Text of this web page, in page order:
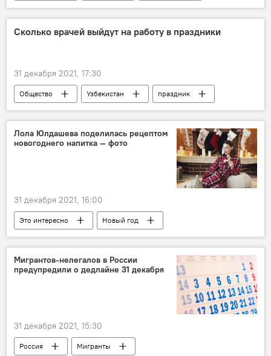
карта
Сколько врачей выйдут на работу в праздники
31 декабря 2021, 17:30
Общество Узбекистан
праздник
врачи
Лола Юлдашева поделилась рецептом
новогоднего напитка — фото
31 декабря 2021, 16:00
Это интересно
Новый год
Лола Юлдашева
Мигрантов-нелегалов в России
предупредили о дедлайне 31 декабря
31 декабря 2021, 15:30
Россия Мигранты